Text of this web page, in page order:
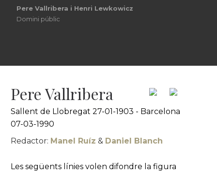
Pere Vallribera
Domini públic
Pere Vallribera
Sallent de Llobregat 27-01-1903 - Barcelona
07-03-1990
Redactor: Manel Ruíz & Daniel Blanch
Les següents línies volen difondre la figura